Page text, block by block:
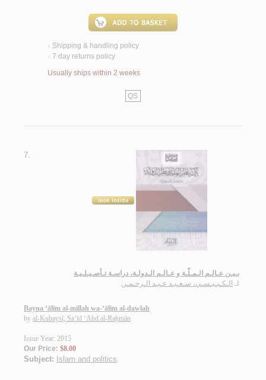
< Shipping & handling policy
< 7 day returns policy
Usually ships within 2 weeks
QS
7.
بـيـن عـالـم الـمـلّـة و عـالـم الـدولـة، دراسـة تـأصـيـلـيـة
لـ الـكـبـيـسـي، سـعـيـد عـبـد الـرحـمـن
Bayna ‘ālim al-millah wa-‘ālim al-dawlah
by al-Kubaysī, Sa‘īd ‘Abd al-Raḥmān
Issue Year: 2015
Our Price: $8.00
Subject: Islam and politics.